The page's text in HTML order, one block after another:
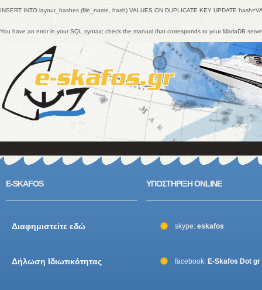
INSERT INTO layout_hashes (file_name, hash) VALUES ON DUPLICATE KEY UPDATE
You have an error in your SQL syntax; check the manual that corresponds to your MariaDB
E-SKAFOS
Διαφημιστείτε εδώ
Δήλωση Ιδιωτικότητας
ΥΠΟΣΤΗΡΙΞΗ ONLINE
skype: eskafos
facebook: E-Skafos Dot gr